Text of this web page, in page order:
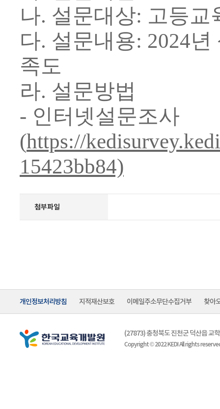
나. 설문대상: 고등교
다. 설문내용: 2024년
족도
라. 설문방법
- 인터넷설문조사
(https://
15423bb84)
첨부파일
개인정보처리방침 지적재산보호 이메일주소무단수집거부 찾아
(27873) 충청북도 진천군 덕산읍
Copyright © 2022 KEDI All rights